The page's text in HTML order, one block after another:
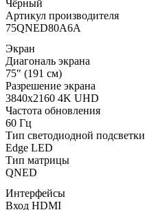
Чёрный
Артикул производителя
75QNED80A6A
Экран
Диагональ экрана
75" (191 см)
Разрешение экрана
3840x2160 4K UHD
Частота обновления
60 Гц
Тип светодиодной подсветки
Edge LED
Тип матрицы
QNED
Интерфейсы
Вход HDMI